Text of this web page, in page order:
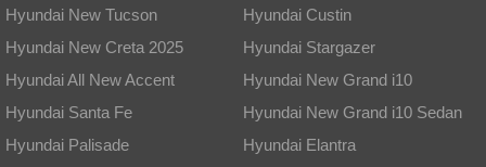
Hyundai New Tucson
Hyundai New Creta 2025
Hyundai All New Accent
Hyundai Santa Fe
Hyundai Palisade
Hyundai Custin
Hyundai Stargazer
Hyundai New Grand i10
Hyundai New Grand i10 Sedan
Hyundai Elantra